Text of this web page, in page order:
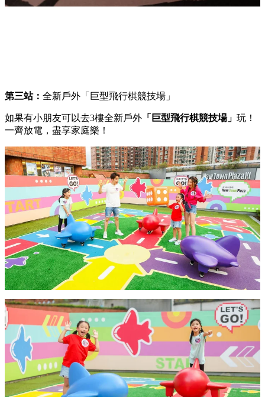
第三站： 全新戶外「巨型飛行棋競技場」
如果有小朋友可以去3樓全新戶外 「巨型飛行棋競技場」 玩！
一齊放電，盡享家庭樂！